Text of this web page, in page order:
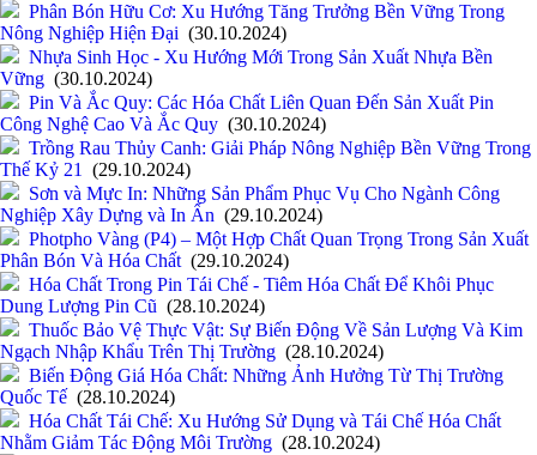
Phân Bón Hữu Cơ: Xu Hướng Tăng Trưởng Bền Vững Trong
Nông Nghiệp Hiện Đại (30.10.2024)
Nhựa Sinh Học - Xu Hướng Mới Trong Sản Xuất Nhựa Bền
Vững (30.10.2024)
Pin Và Ắc Quy: Các Hóa Chất Liên Quan Đến Sản Xuất Pin
Công Nghệ Cao Và Ắc Quy (30.10.2024)
Trồng Rau Thủy Canh: Giải Pháp Nông Nghiệp Bền Vững Trong
Thế Kỷ 21
(29.10.2024)
Sơn và Mực In: Những Sản Phẩm Phục Vụ Cho Ngành Công
Nghiệp Xây Dựng và In Ấn (29.10.2024)
Photpho Vàng (P4) – Một Hợp Chất Quan Trọng Trong Sản Xuất
Phân Bón Và Hóa Chất (29.10.2024)
Hóa Chất Trong Pin Tái Chế - Tiêm Hóa Chất Để Khôi Phục
Dung Lượng Pin Cũ (28.10.2024)
Thuốc Bảo Vệ Thực Vật: Sự Biến Động Về Sản Lượng Và Kim
Ngạch Nhập Khẩu Trên Thị Trường (28.10.2024)
Biến Động Giá Hóa Chất: Những Ảnh Hưởng Từ Thị Trường
Quốc Tế (28.10.2024)
Hóa Chất Tái Chế: Xu Hướng Sử Dụng và Tái Chế Hóa Chất
Nhằm Giảm Tác Động Môi Trường (28.10.2024)